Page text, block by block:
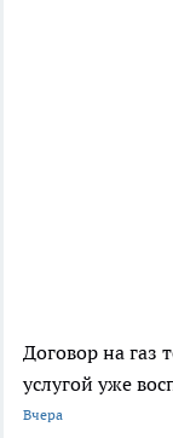
Договор на
услугой уже
Вчера